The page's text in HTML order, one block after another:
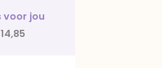
voor jou
14,85